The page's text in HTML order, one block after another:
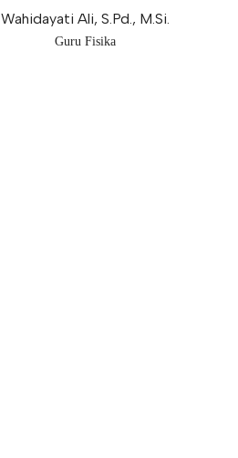
Wahidayati Ali, S.Pd., M.Si.
Guru Fisika